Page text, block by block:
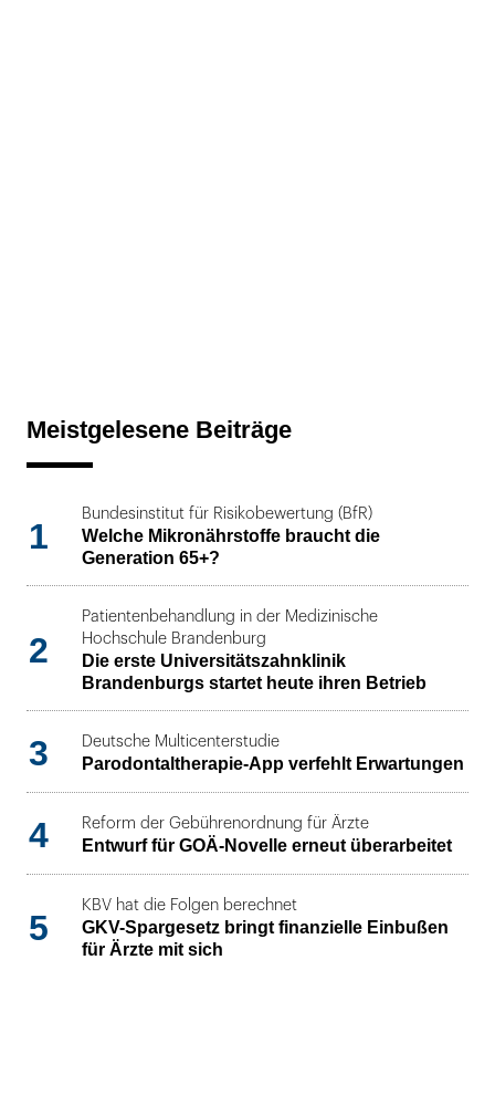
Meistgelesene Beiträge
1
Bundesinstitut für Risikobewertung (BfR)
Welche Mikronährstoffe braucht die
Generation 65+?
2
Patientenbehandlung in der Medizinische
Hochschule Brandenburg
Die erste Universitätszahnklinik
Brandenburgs startet heute ihren Betrieb
3 Deutsche Multicenterstudie
Parodontaltherapie-App verfehlt Erwartungen
4 Reform der Gebührenordnung für Ärzte
Entwurf für GOÄ-Novelle erneut überarbeitet
5
KBV hat die Folgen berechnet
GKV-Spargesetz bringt finanzielle Einbußen
für Ärzte mit sich